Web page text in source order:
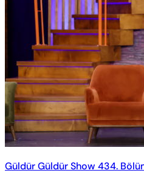
Güldür Güldür Show 434.